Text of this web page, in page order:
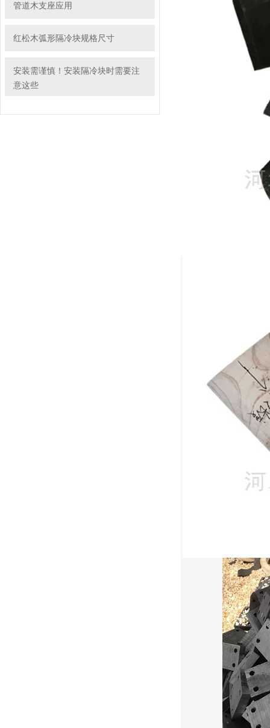
管道木支座应用
红松木弧形隔冷块规格尺寸
安装需谨慎！安装隔冷块时需要注
意这些